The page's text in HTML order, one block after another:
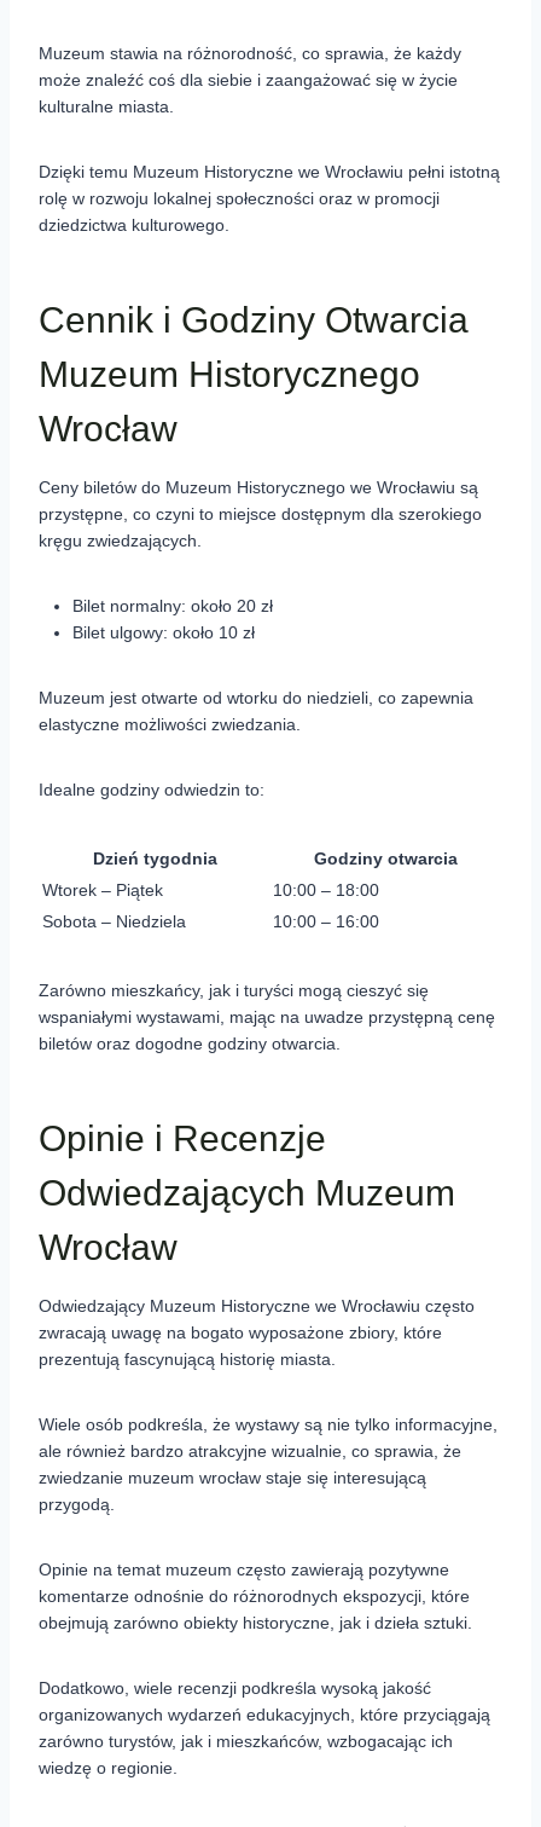
Muzeum stawia na różnorodność, co sprawia, że każdy
może znaleźć coś dla siebie i zaangażować się w życie
kulturalne miasta.
Dzięki temu Muzeum Historyczne we Wrocławiu pełni istotną
rolę w rozwoju lokalnej społeczności oraz w promocji
dziedzictwa kulturowego.
Cennik i Godziny Otwarcia
Muzeum Historycznego
Wrocław
Ceny biletów do Muzeum Historycznego we Wrocławiu są
przystępne, co czyni to miejsce dostępnym dla szerokiego
kręgu zwiedzających.
Bilet normalny: około 20 zł
Bilet ulgowy: około 10 zł
Muzeum jest otwarte od wtorku do niedzieli, co zapewnia
elastyczne możliwości zwiedzania.
Idealne godziny odwiedzin to:
Dzień tygodnia
Godziny otwarcia
Wtorek – Piątek
10:00 – 18:00
Sobota – Niedziela
10:00 – 16:00
Zarówno mieszkańcy, jak i turyści mogą cieszyć się
wspaniałymi wystawami, mając na uwadze przystępną cenę
biletów oraz dogodne godziny otwarcia.
Opinie i Recenzje
Odwiedzających Muzeum
Wrocław
Odwiedzający Muzeum Historyczne we Wrocławiu często
zwracają uwagę na bogato wyposażone zbiory, które
prezentują fascynującą historię miasta.
Wiele osób podkreśla, że wystawy są nie tylko informacyjne,
ale również bardzo atrakcyjne wizualnie, co sprawia, że
zwiedzanie muzeum wrocław staje się interesującą
przygodą.
Opinie na temat muzeum często zawierają pozytywne
komentarze odnośnie do różnorodnych ekspozycji, które
obejmują zarówno obiekty historyczne, jak i dzieła sztuki.
Dodatkowo, wiele recenzji podkreśla wysoką jakość
organizowanych wydarzeń edukacyjnych, które przyciągają
zarówno turystów, jak i mieszkańców, wzbogacając ich
wiedzę o regionie.